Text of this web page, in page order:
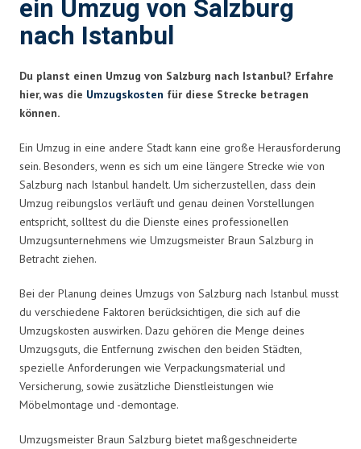
ein Umzug von Salzburg
nach Istanbul
Du planst einen Umzug von Salzburg nach Istanbul? Erfahre
hier, was die Umzugskosten für diese Strecke betragen
können.
Ein Umzug in eine andere Stadt kann eine große Herausforderung
sein. Besonders, wenn es sich um eine längere Strecke wie von
Salzburg nach Istanbul handelt. Um sicherzustellen, dass dein
Umzug reibungslos verläuft und genau deinen Vorstellungen
entspricht, solltest du die Dienste eines professionellen
Umzugsunternehmens wie Umzugsmeister Braun Salzburg in
Betracht ziehen.
Bei der Planung deines Umzugs von Salzburg nach Istanbul musst
du verschiedene Faktoren berücksichtigen, die sich auf die
Umzugskosten auswirken. Dazu gehören die Menge deines
Umzugsguts, die Entfernung zwischen den beiden Städten,
spezielle Anforderungen wie Verpackungsmaterial und
Versicherung, sowie zusätzliche Dienstleistungen wie
Möbelmontage und -demontage.
Umzugsmeister Braun Salzburg bietet maßgeschneiderte